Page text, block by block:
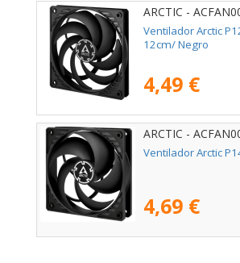
ARCTIC -
Ventilador Arctic
12cm/ Negro
4,49 €
ARCTIC -
Ventilador Arctic
4,69 €